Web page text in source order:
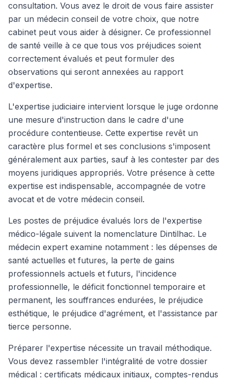
consultation. Vous avez le droit de vous faire assister
par un médecin conseil de votre choix, que notre
cabinet peut vous aider à désigner. Ce professionnel
de santé veille à ce que tous vos préjudices soient
correctement évalués et peut formuler des
observations qui seront annexées au rapport
d'expertise.
L'expertise judiciaire intervient lorsque le juge ordonne
une mesure d'instruction dans le cadre d'une
procédure contentieuse. Cette expertise revêt un
caractère plus formel et ses conclusions s'imposent
généralement aux parties, sauf à les contester par des
moyens juridiques appropriés. Votre présence à cette
expertise est indispensable, accompagnée de votre
avocat et de votre médecin conseil.
Les postes de préjudice évalués lors de l'expertise
médico-légale suivent la nomenclature Dintilhac. Le
médecin expert examine notamment : les dépenses de
santé actuelles et futures, la perte de gains
professionnels actuels et futurs, l'incidence
professionnelle, le déficit fonctionnel temporaire et
permanent, les souffrances endurées, le préjudice
esthétique, le préjudice d'agrément, et l'assistance par
tierce personne.
Préparer l'expertise nécessite un travail méthodique.
Vous devez rassembler l'intégralité de votre dossier
médical : certificats médicaux initiaux, comptes-rendus